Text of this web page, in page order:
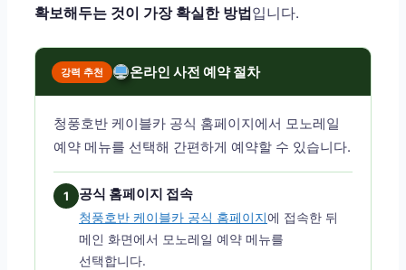
확보해두는 것이 가장 확실한 방법 입니다.
강력 추천 온라인 사전 예약 절차
청풍호반 케이블카 공식 홈페이지에서 모노레일
예약 메뉴를 선택해 간편하게 예약할 수 있습니다.
1 공식 홈페이지 접속
청풍호반 케이블카 공식 홈페이지에 접속한 뒤
메인 화면에서 모노레일 예약 메뉴를
선택합니다.